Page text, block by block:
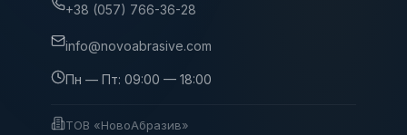
+38 (057) 766-36-28
info@novoabrasive.com
Пн — Пт: 09:00 — 18:00
ТОВ «НовоАбразив»